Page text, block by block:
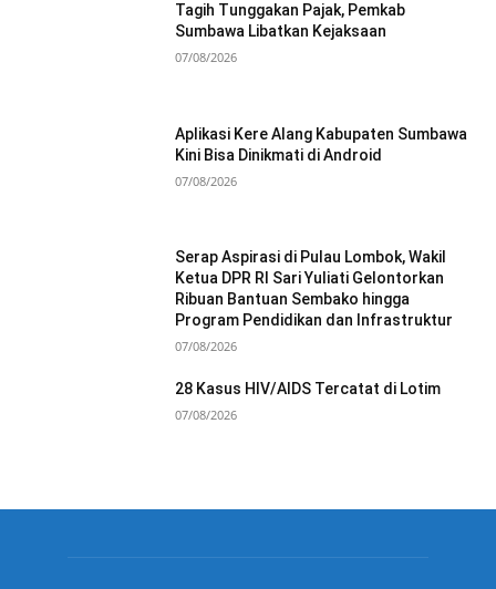
Tagih Tunggakan Pajak, Pemkab
Sumbawa Libatkan Kejaksaan
07/08/2026
Aplikasi Kere Alang Kabupaten Sumbawa
Kini Bisa Dinikmati di Android
07/08/2026
Serap Aspirasi di Pulau Lombok, Wakil
Ketua DPR RI Sari Yuliati Gelontorkan
Ribuan Bantuan Sembako hingga
Program Pendidikan dan Infrastruktur
07/08/2026
28 Kasus HIV/AIDS Tercatat di Lotim
07/08/2026